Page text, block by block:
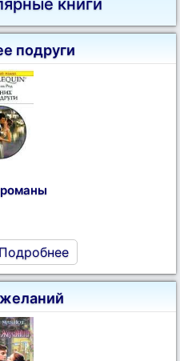
книги
подруги
Подробнее